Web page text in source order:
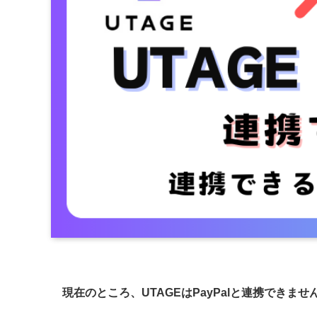
現在のところ、UTAGEはPayPalと連携できませ